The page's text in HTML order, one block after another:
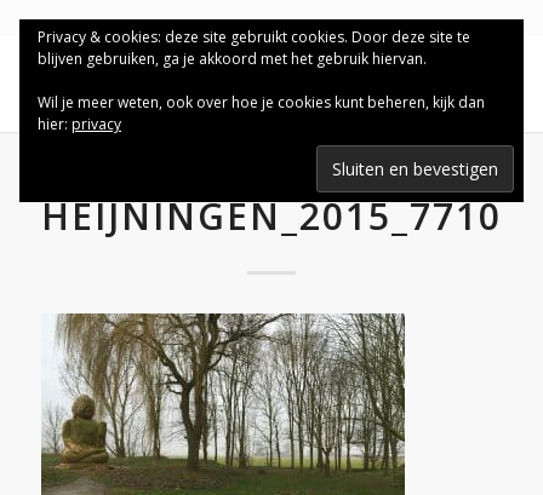
HEIJNINGEN_2015_7710
Privacy & cookies: deze site gebruikt cookies. Door deze site te
blijven gebruiken, ga je akkoord met het gebruik hiervan.
Wil je meer weten, ook over hoe je cookies kunt beheren, kijk dan
hier: privacy